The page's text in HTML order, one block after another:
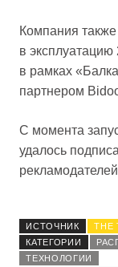
Компания
в
в рамках
партнером
С момента
удалось
ИСТОЧНИК
THE
КАТЕГОРИИ
ТЕХНОЛОГИИ